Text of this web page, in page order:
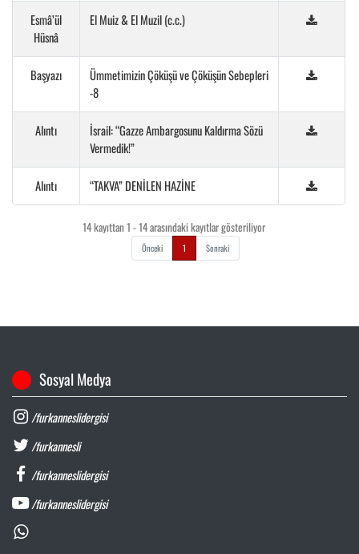
Esmâ’ül
Hüsnâ
El Muiz & El Muzil (c.c.)
Başyazı
Ümmetimizin Çöküşü ve Çöküşün Sebepleri
-8
Alıntı
İsrail: “Gazze Ambargosunu Kaldırma Sözü
Vermedik!”
Alıntı “TAKVA” DENİLEN HAZİNE
14 kayıttan 1 - 14 arasındaki kayıtlar gösteriliyor
Önceki 1 Sonraki
Sosyal Medya
/furkanneslidergisi
/furkannesli
/furkanneslidergisi
/furkanneslidergisi